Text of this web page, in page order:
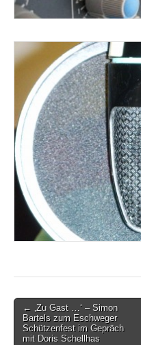
Post
navigation
← ‚Zu Gast …‘ – Simon
Bartels zum Eschweger
Schützenfest im Gepräch
mit Doris Schellhas